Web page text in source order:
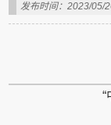
发布时间：2023/05/
“